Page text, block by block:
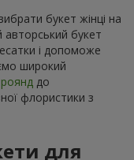
букет жінці на
букет
і допоможе
широкий
до
флористики з
для